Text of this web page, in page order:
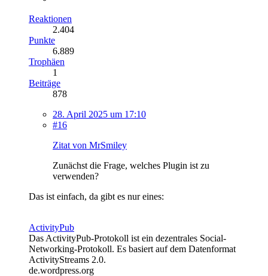
Reaktionen
2.404
Punkte
6.889
Trophäen
1
Beiträge
878
28. April 2025 um 17:10
#16
Zitat von MrSmiley
Zunächst die Frage, welches Plugin ist zu
verwenden?
Das ist einfach, da gibt es nur eines:
ActivityPub
Das ActivityPub-Protokoll ist ein dezentrales Social-
Networking-Protokoll. Es basiert auf dem Datenformat
ActivityStreams 2.0.
de.wordpress.org